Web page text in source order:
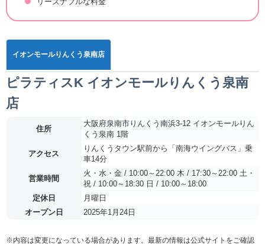
イオンモールりんくう泉南店
ピラティスK イオンモールりんくう泉南
店
住所
大阪府泉南市りんくう南浜3-12 イオンモールりん
くう泉南 1階
アクセス
りんくうタウン駅前から「南海ウイングバス」乗
車14分
営業時間
火・水・金 / 10:00～22:00 木 / 17:30～22:00 土・
祝 / 10:00～18:30 日 / 10:00～18:00
定休日
月曜日
オープン日
2025年1月24日
※内容は変更になっている場合があります。最新の情報は公式サイトをご確認